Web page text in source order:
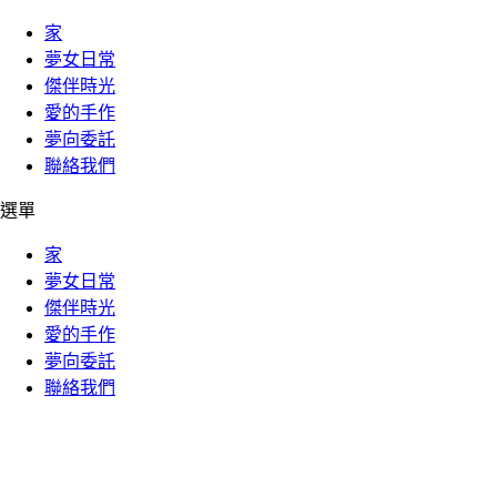
家
夢女日常
傑伴時光
愛的手作
夢向委託
聯絡我們
選單
家
夢女日常
傑伴時光
愛的手作
夢向委託
聯絡我們